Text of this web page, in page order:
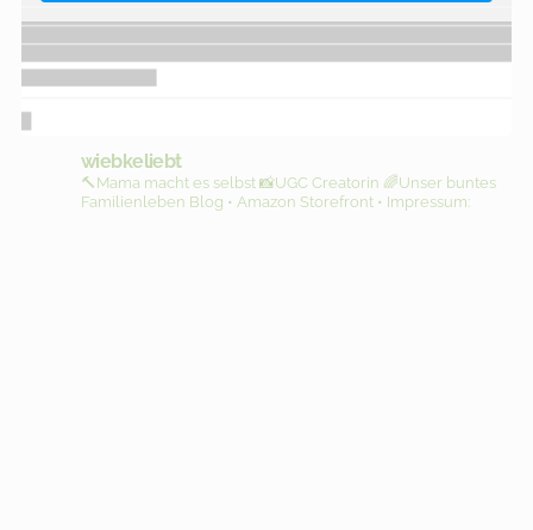
wiebkeliebt
🔨Mama macht es selbst📸UGC Creatorin 🌈Unser buntes
Familienleben Blog • Amazon Storefront • Impressum: